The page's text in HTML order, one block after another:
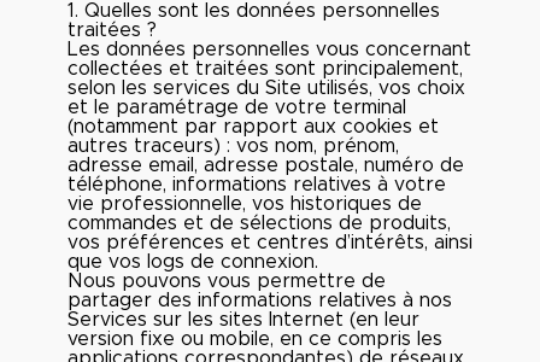
1. Quelles sont les données personnelles
traitées ?
Les données personnelles vous concernant
collectées et traitées sont principalement,
selon les services du Site utilisés, vos choix
et le paramétrage de votre terminal
(notamment par rapport aux cookies et
autres traceurs) : vos nom, prénom,
adresse email, adresse postale, numéro de
téléphone, informations relatives à votre
vie professionnelle, vos historiques de
commandes et de sélections de produits,
vos préférences et centres d’intérêts, ainsi
que vos logs de connexion.
Nous pouvons vous permettre de
partager des informations relatives à nos
Services sur les sites Internet (en leur
version fixe ou mobile, en ce compris les